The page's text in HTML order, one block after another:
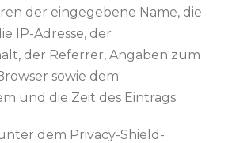
der eingegebene Name, die
IP-Adresse, der
der Referrer, Angaben zum
sowie dem
und die Zeit des Eintrags.
dem Privacy-Shield-